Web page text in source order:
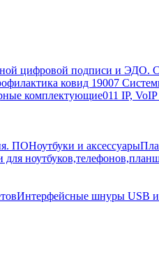
цифровой подписи и ЭДО.
ковид 19007
комплектующие011 IP,
ПОНоутбуки и аксессуары
для
Интерфейсные шнуры USB и